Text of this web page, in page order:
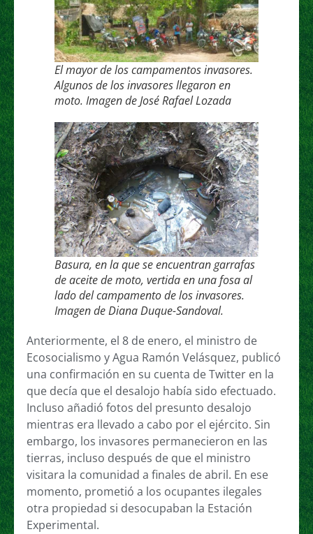
El mayor de los campamentos invasores.
Algunos de los invasores llegaron en
moto. Imagen de José Rafael Lozada
Basura, en la que se encuentran garrafas
de aceite de moto, vertida en una fosa al
lado del campamento de los invasores.
Imagen de Diana Duque-Sandoval.
Anteriormente, el 8 de enero, el ministro de
Ecosocialismo y Agua Ramón Velásquez, publicó
una confirmación en su cuenta de Twitter en la
que decía que el desalojo había sido efectuado.
Incluso añadió fotos del presunto desalojo
mientras era llevado a cabo por el ejército. Sin
embargo, los invasores permanecieron en las
tierras, incluso después de que el ministro
visitara la comunidad a finales de abril. En ese
momento, prometió a los ocupantes ilegales
otra propiedad si desocupaban la Estación
Experimental.